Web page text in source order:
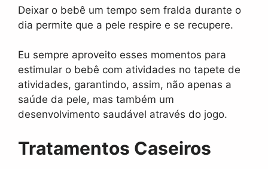
Deixar o bebê um tempo sem fralda durante o
dia permite que a pele respire e se recupere.
Eu sempre aproveito esses momentos para
estimular o bebê com atividades no tapete de
atividades, garantindo, assim, não apenas a
saúde da pele, mas também um
desenvolvimento saudável através do jogo.
Tratamentos Caseiros